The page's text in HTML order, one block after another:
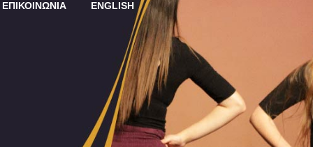
ΕΠΙΚΟΙΝΩΝΙΑ ENGLISH